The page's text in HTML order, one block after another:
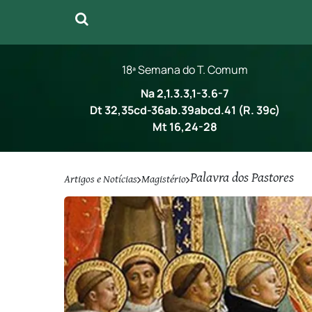
18ª Semana do T. Comum
Na 2,1.3.3,1-3.6-7
Dt 32,35cd-36ab.39abcd.41 (R. 39c)
Mt 16,24-28
Artigos e Notícias Magistério Palavra dos Pastores